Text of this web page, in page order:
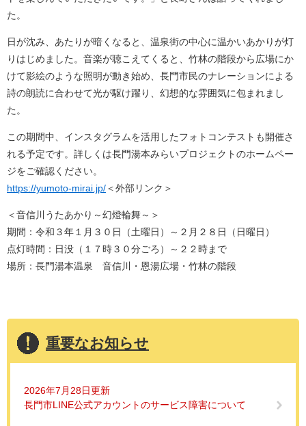
た。
日が沈み、あたりが暗くなると、温泉街の中心に温かいあかりが灯
りはじめました。音楽が聴こえてくると、竹林の階段から広場にか
けて影絵のような照明が動き始め、長門市民のナレーションによる
詩の朗読に合わせて光が駆け躍り、幻想的な雰囲気に包まれまし
た。
この期間中、インスタグラムを活用したフォトコンテストも開催さ
れる予定です。詳しくは長門湯本みらいプロジェクトのホームペー
ジをご確認ください。
https://yumoto-mirai.jp/＜外部リンク＞
＜音信川うたあかり～幻燈輪舞～＞
期間：令和３年１月３０日（土曜日）～２月２８日（日曜日）
点灯時間：日没（１７時３０分ごろ）～２２時まで
場所：長門湯本温泉 音信川・恩湯広場・竹林の階段
重要なお知らせ
2026年7月28日更新
長門市LINE公式アカウントのサービス障害について